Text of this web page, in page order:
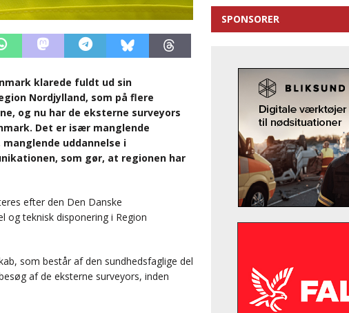
klarede fuldt ud sin
Nordjylland, som på flere
og nu har de eksterne surveyors
Det er især manglende
uddannelse i
som gør, at regionen har
efter den Den Danske
og teknisk disponering i Region
som består af den sundhedsfaglige del
af de eksterne surveyors, inden
SPONSORER